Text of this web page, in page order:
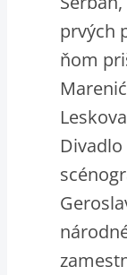
prvých
ňom